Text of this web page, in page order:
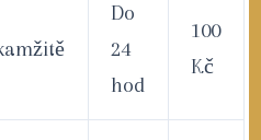
Do
24
hod
100
Kč